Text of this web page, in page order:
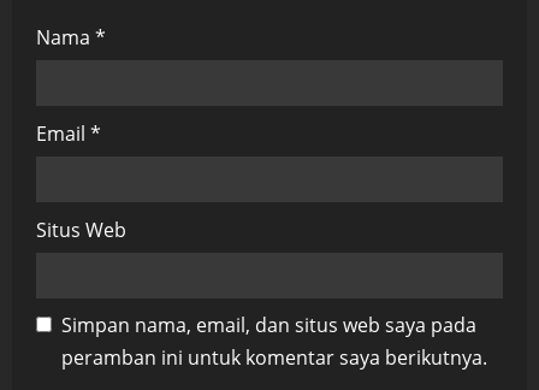
Nama *
Email *
Situs Web
Simpan nama, email, dan situs web saya pada
peramban ini untuk komentar saya berikutnya.